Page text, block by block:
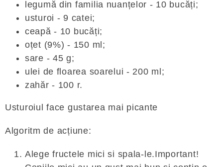
legumă din familia nuanțelor - 10 bucăți;
usturoi - 9 catei;
ceapă - 10 bucăți;
oțet (9%) - 150 ml;
sare - 45 g;
ulei de floarea soarelui - 200 ml;
zahăr - 100 r.
Usturoiul face gustarea mai picante
Algoritm de acțiune:
Alege fructele mici si spala-le.Important!